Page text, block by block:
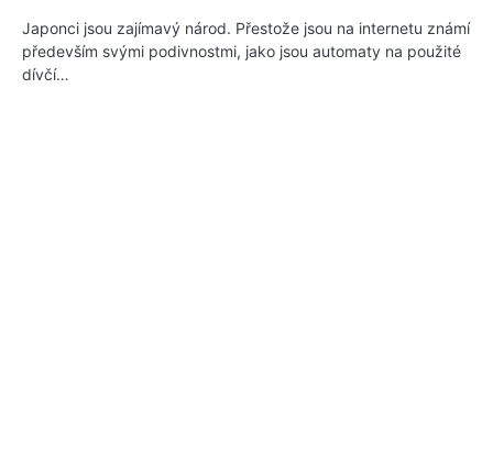
Japonci jsou zajímavý národ. Přestože jsou na internetu známí
především svými podivnostmi, jako jsou automaty na použité
dívčí…